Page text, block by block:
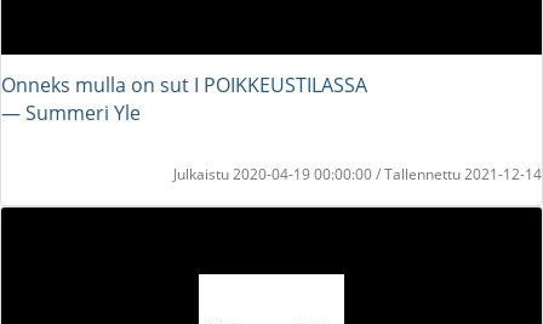
Onneks mulla on sut I POIKKEUSTILASSA
― Summeri Yle
Julkaistu 2020-04-19 00:00:00 / Tallennettu 2021-12-14